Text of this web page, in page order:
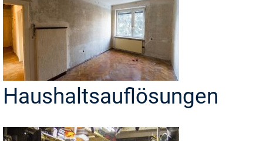
Haushaltsauflösungen